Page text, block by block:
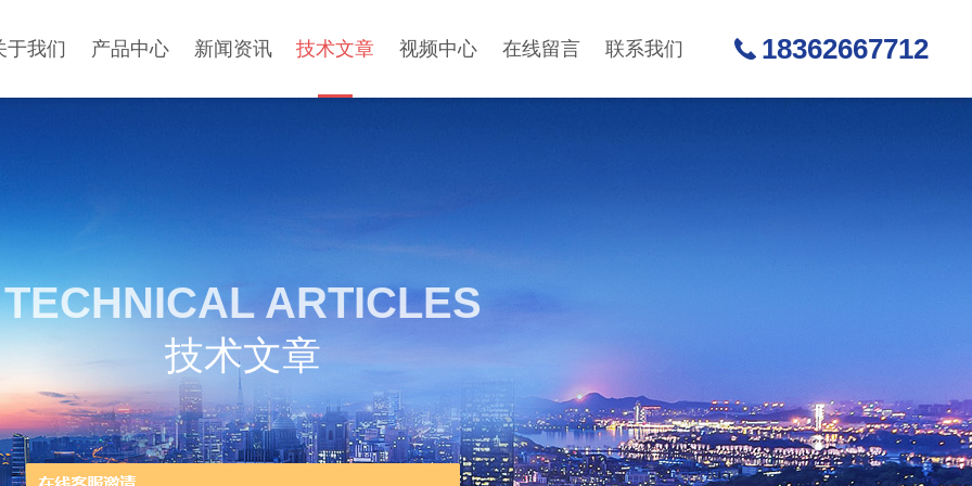
于我们 产品中心 新闻资讯 技术文章 视频中心 在线留言 联系我们 18362667712
TECHNICAL ARTICLES
技术文章